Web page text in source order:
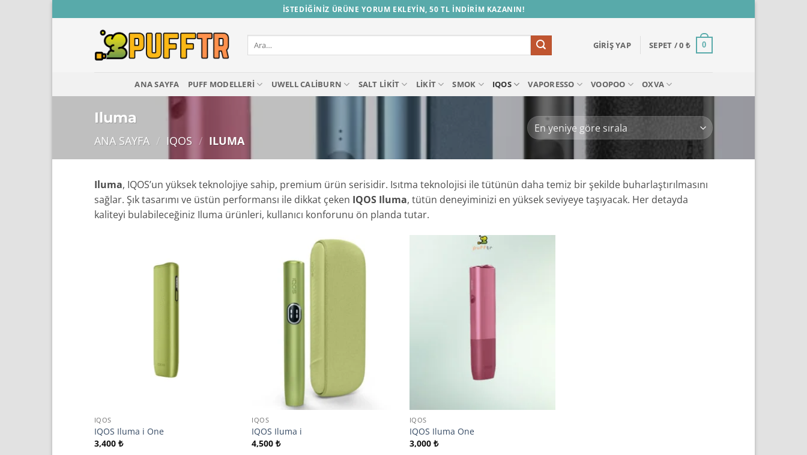
atla
İSTEDİĞİNİZ ÜRÜNE YORUM EKLEYİN, 50 TL İNDİRİM KAZANIN!
Ara: GIRIŞ YAP SEPET /0 ₺ 0
ANA SAYFA PUFF MODELLERI UWELL CALIBURN SALT LIKIT LIKIT SMOK IQOS VAPORESSO VOOPOO OXVA
Iluma
ANA SAYFA / IQOS / ILUMA
Iluma, IQOS’un yüksek teknolojiye sahip, premium ürün serisidir. Isıtma teknolojisi ile tütünün daha temiz bir şekilde buharlaştırılmasını
sağlar. Şık tasarımı ve üstün performansı ile dikkat çeken IQOS Iluma, tütün deneyiminizi en yüksek seviyeye taşıyacak. Her detayda
kaliteyi bulabileceğiniz Iluma ürünleri, kullanıcı konforunu ön planda tutar.
IQOS
IQOS Iluma i One
3,400 ₺
IQOS
IQOS Iluma i
4,500₺
IQOS
IQOS Iluma One
3,000 ₺